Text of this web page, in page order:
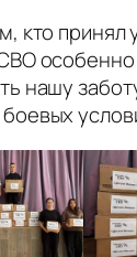
кто принял
нашу